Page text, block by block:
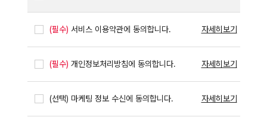
(필수) 서비스 이용약관에 동의합니다. 자세히보기
(필수) 개인정보처리방침에 동의합니다. 자세히보기
(선택) 마케팅 정보 수신에 동의합니다. 자세히보기